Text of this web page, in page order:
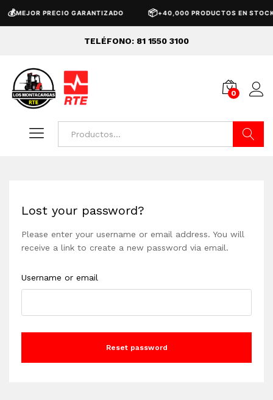
💰MEJOR PRECIO GARANTIZADO 📦+40,000 PRODUCTOS EN STOCK
TELÉFONO: 81 1550 3100
0
Lost your password?
Please enter your username or email address. You will
receive a link to create a new password via email.
Username or email
Reset password